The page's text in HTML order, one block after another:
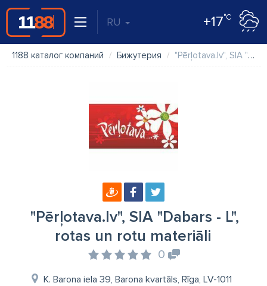
RU +17°C
1188 каталог компаний Бижутерия "Pērļotava.lv", SIA "Dabars - L", rotas un rotu materiāli
"Pērļotava.lv", SIA "Dabars - L",
rotas un rotu materiāli
0
K. Barona iela 39, Barona kvartāls, Rīga, LV-1011